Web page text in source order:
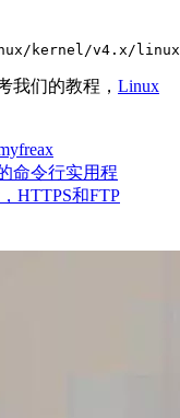
kernel/v4.x/
我们的教程， Linux
命令行实用程
HTTPS和FTP